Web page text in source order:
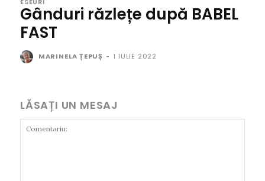
Gânduri răzlețe după BABEL
FAST
MARINELA ȚEPUȘ - 1 IULIE 2022
LĂSAȚI UN MESAJ